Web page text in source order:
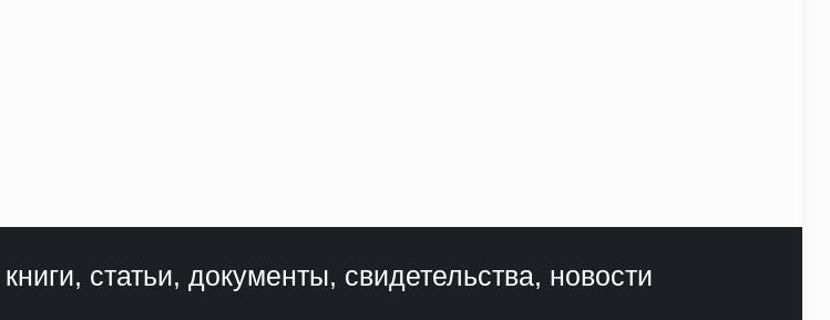
статьи, документы, свидетельства, новости